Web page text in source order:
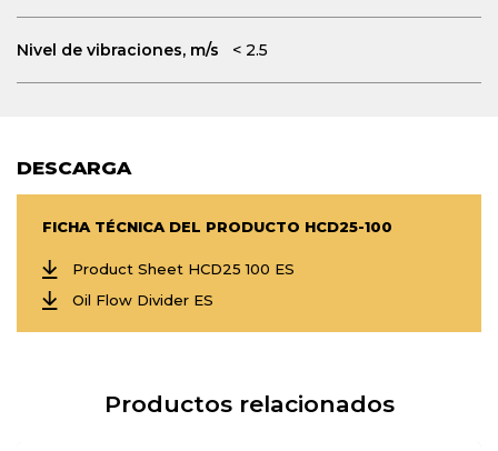
Nivel de vibraciones, m/s < 2.5
DESCARGA
FICHA TÉCNICA DEL PRODUCTO HCD25-100
Product Sheet HCD25 100 ES
Oil Flow Divider ES
Productos relacionados